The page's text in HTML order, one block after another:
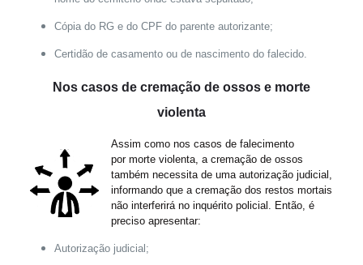
Cópia do RG e do CPF do parente autorizante;
Certidão de casamento ou de nascimento do falecido.
Nos casos de cremação de ossos e morte
violenta
Assim como nos casos de falecimento
por morte violenta, a cremação de ossos
também necessita de uma autorização judicial,
informando que a cremação dos restos mortais
não interferirá no inquérito policial. Então, é
preciso apresentar:
Autorização judicial;